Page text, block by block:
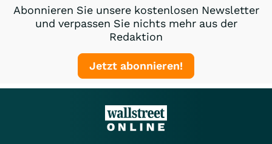
Abonnieren Sie unsere kostenlosen Newsletter
und verpassen Sie nichts mehr aus der
Redaktion
Jetzt abonnieren!